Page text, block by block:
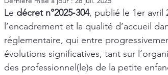
Le décret n°2025‑304, publié le 1er avril
l’encadrement et la qualité d’accueil
réglementaire, qui entre
évolutions significatives, tant sur
des professionnel(le)s de la petite